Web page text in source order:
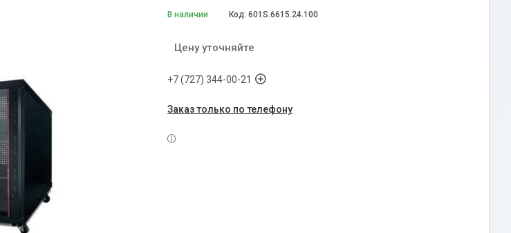
В наличии Код: 601S.6615.24.100
Цену уточняйте
+7 (727) 344-00-21
Заказ только по телефону